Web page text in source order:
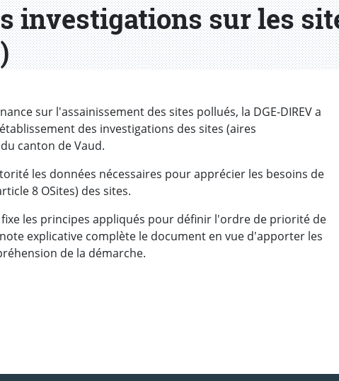
investigations sur les
sur l'assainissement des sites pollués, la DGE-DIREV a
des investigations des sites (aires
canton de Vaud.
les données nécessaires pour apprécier les besoins de
8 OSites) des sites.
fixe les principes appliqués pour définir l'ordre de priorité de
explicative complète le document en vue d'apporter les
de la démarche.
Facebook
profil Twitter